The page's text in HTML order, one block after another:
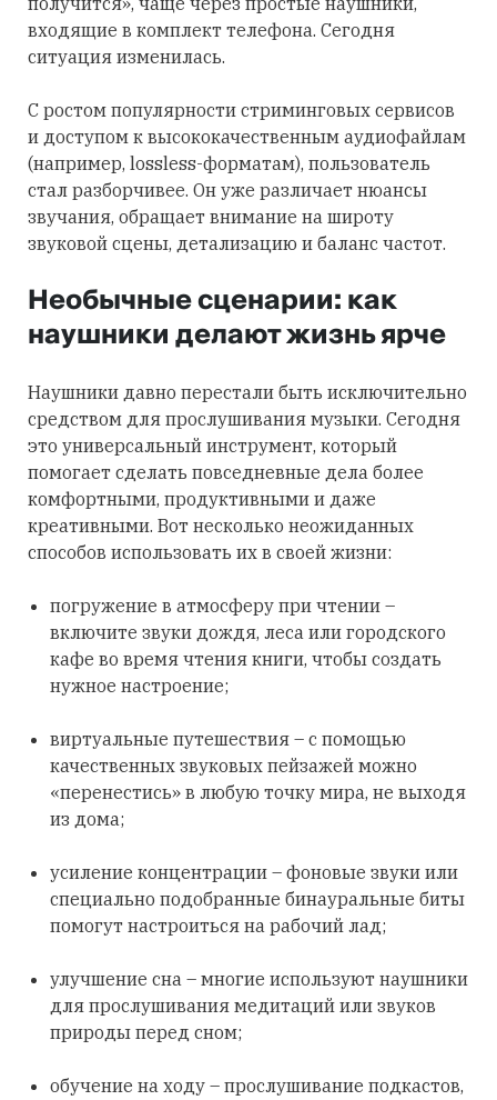
входящие в комплект телефона. Сегодня
ситуация изменилась.
С ростом популярности стриминговых сервисов
и доступом к высококачественным аудиофайлам
(например, lossless-форматам), пользователь
стал разборчивее. Он уже различает нюансы
звучания, обращает внимание на широту
звуковой сцены, детализацию и баланс частот.
Необычные сценарии: как
наушники делают жизнь ярче
Наушники давно перестали быть исключительно
средством для прослушивания музыки. Сегодня
это универсальный инструмент, который
помогает сделать повседневные дела более
комфортными, продуктивными и даже
креативными. Вот несколько неожиданных
способов использовать их в своей жизни:
погружение в атмосферу при чтении –
включите звуки дождя, леса или городского
кафе во время чтения книги, чтобы создать
нужное настроение;
виртуальные путешествия – с помощью
качественных звуковых пейзажей можно
«перенестись» в любую точку мира, не выходя
из дома;
усиление концентрации – фоновые звуки или
специально подобранные бинауральные биты
помогут настроиться на рабочий лад;
улучшение сна – многие используют наушники
для прослушивания медитаций или звуков
природы перед сном;
обучение на ходу – прослушивание подкастов,